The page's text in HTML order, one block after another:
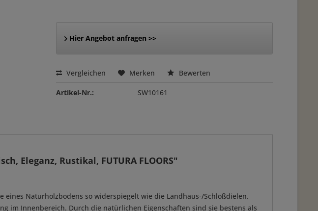
Hier Angebot anfragen >>
Vergleichen Merken Bewerten
Artikel-Nr.: SW10161
Eleganz, Rustikal, FUTURA FLOORS"
Naturholzbodens so widerspiegelt wie die Landhaus-/Schloßdielen.
im Innenbereich. Durch die natürlichen Eigenschaften sind sie bestens als